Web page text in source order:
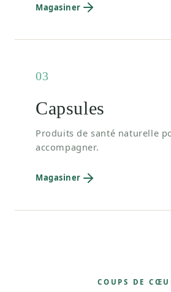
Magasiner
03
Capsules
Produits de santé naturelle
accompagner.
Magasiner
COUPS DE